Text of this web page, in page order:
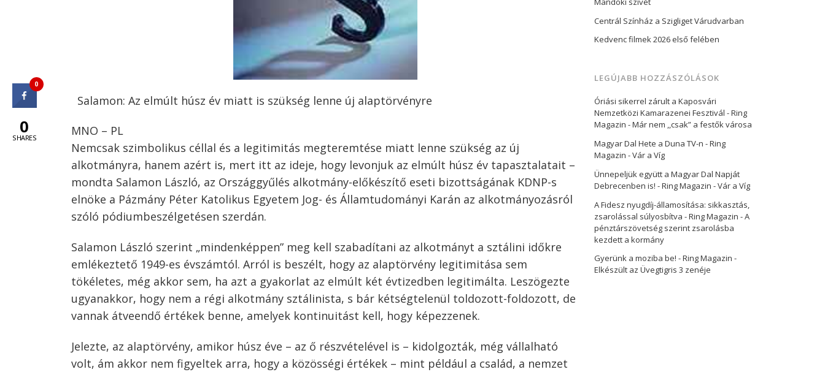
Salamon: Az elmúlt húsz év miatt is szükség lenne új alaptörvényre
MNO – PL
Nemcsak szimbolikus céllal és a legitimitás megteremtése miatt lenne szükség az új
alkotmányra, hanem azért is, mert itt az ideje, hogy levonjuk az elmúlt húsz év tapasztalatait –
mondta Salamon László, az Országgyűlés alkotmány-előkészítő eseti bizottságának KDNP-s
elnöke a Pázmány Péter Katolikus Egyetem Jog- és Államtudományi Karán az alkotmányozásról
szóló pódiumbeszélgetésen szerdán.
Salamon László szerint „mindenképpen” meg kell szabadítani az alkotmányt a sztálini időkre
emlékeztető 1949-es évszámtól. Arról is beszélt, hogy az alaptörvény legitimitása sem
tökéletes, még akkor sem, ha azt a gyakorlat az elmúlt két évtizedben legitimálta. Leszögezte
ugyanakkor, hogy nem a régi alkotmány sztálinista, s bár kétségtelenül toldozott-foldozott, de
vannak átveendő értékek benne, amelyek kontinuitást kell, hogy képezzenek.
Jelezte, az alaptörvény, amikor húsz éve – az ő részvételével is – kidolgozták, még vállalható
volt, ám akkor nem figyeltek arra, hogy a közösségi értékek – mint például a család, a nemzet
Centrál Színház a Szigliget Várudvarban
Kedvenc filmek 2026 első felében
LEGÚJABB HOZZÁSZÓLÁSOK
Óriási sikerrel zárult a Kaposvári
Nemzetközi Kamarazenei Fesztivál - Ring
Magazin -Már nem ,,csak” a festők városa
Magyar Dal Hete a Duna TV-n - Ring
Magazin -Vár a Víg
Ünnepeljük együtt a Magyar Dal Napját
Debrecenben is! - Ring Magazin -Vár a Víg
A Fidesz nyugdíj-államosítása: sikkasztás,
zsarolással súlyosbítva - Ring Magazin -A
pénztárszövetség szerint zsarolásba
kezdett a kormány
Gyerünk a moziba be! - Ring Magazin -
Elkészült az Üvegtigris 3 zenéje
0
0
SHARES